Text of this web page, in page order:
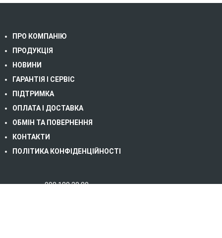
ПРО КОМПАНІЮ
ПРОДУКЦІЯ
НОВИНИ
ГАРАНТІЯ І СЕРВІС
ПІДТРИМКА
ОПЛАТА І ДОСТАВКА
ОБМІН ТА ПОВЕРНЕННЯ
КОНТАКТИ
ПОЛІТИКА КОНФІДЕНЦІЙНОСТІ
098 180 20 80